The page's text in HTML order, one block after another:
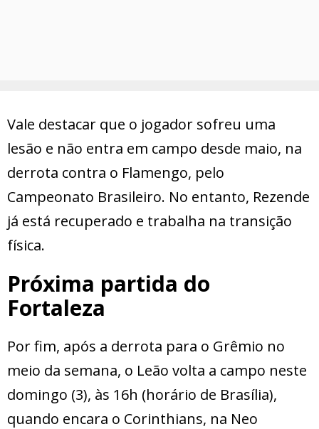
Vale destacar que o jogador sofreu uma
lesão e não entra em campo desde maio, na
derrota contra o Flamengo, pelo
Campeonato Brasileiro. No entanto, Rezende
já está recuperado e trabalha na transição
física.
Próxima partida do
Fortaleza
Por fim, após a derrota para o Grêmio no
meio da semana, o Leão volta a campo neste
domingo (3), às 16h (horário de Brasília),
quando encara o Corinthians, na Neo